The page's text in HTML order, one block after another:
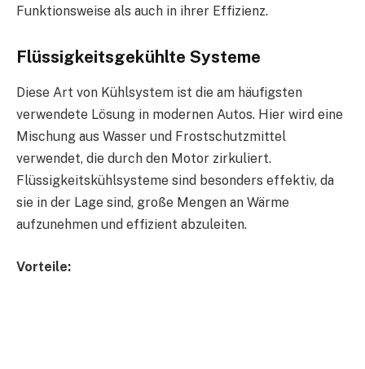
Funktionsweise als auch in ihrer Effizienz.
Flüssigkeitsgekühlte Systeme
Diese Art von Kühlsystem ist die am häufigsten
verwendete Lösung in modernen Autos. Hier wird eine
Mischung aus Wasser und Frostschutzmittel
verwendet, die durch den Motor zirkuliert.
Flüssigkeitskühlsysteme sind besonders effektiv, da
sie in der Lage sind, große Mengen an Wärme
aufzunehmen und effizient abzuleiten.
Vorteile: